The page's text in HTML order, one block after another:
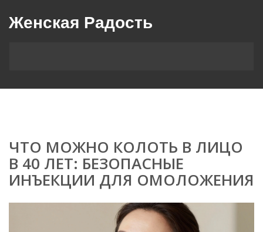
Женская Радость
ЧТО МОЖНО КОЛОТЬ В ЛИЦО
В 40 ЛЕТ: БЕЗОПАСНЫЕ
ИНЪЕКЦИИ ДЛЯ ОМОЛОЖЕНИЯ